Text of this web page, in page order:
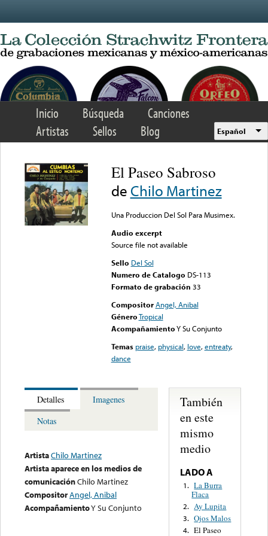
Inicio Búsqueda
Canciones
Artistas
Sellos Blog Español
El Paseo Sabroso
de Chilo Martinez
Una Produccion Del Sol Para Musimex.
Audio excerpt
Source file not available
Sello Del Sol
Numero de Catalogo DS-113
Formato de grabación 33
Compositor Angel, Anibal
GéneroTropical
AcompañamientoY Su Conjunto
Temas praise, physical, love,entreaty,
dance
Detalles
Imagenes
Notas
ArtistaChilo Martinez
Artista aparece en los medios de
comunicaciónChilo Martinez
CompositorAngel, Anibal
AcompañamientoY Su Conjunto
También
en este
mismo
medio
LADO A
1. La Burra
Flaca
2. Ay Lupita
3. Ojos Malos
4. El Paseo